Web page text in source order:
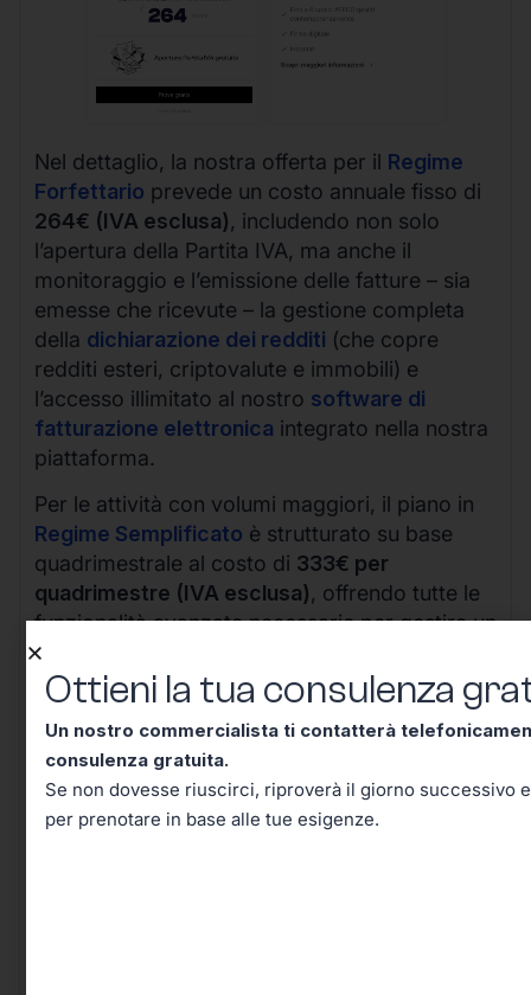
Nel dettaglio, la nostra offerta per il Regime
Forfettario prevede un costo annuale fisso di
264€ (IVA esclusa), includendo non solo
l’apertura della Partita IVA, ma anche il
monitoraggio e l’emissione delle fatture – sia
emesse che ricevute – la gestione completa
della dichiarazione dei redditi (che copre
redditi esteri, criptovalute e immobili) e
l’accesso illimitato al nostro software di
fatturazione elettronica integrato nella nostra
piattaforma.
Per le attività con volumi maggiori, il piano in
Regime Semplificato è strutturato su base
quadrimestrale al costo di 333€ per
quadrimestre (IVA esclusa), offrendo tutte le
funzionalità avanzate necessarie per gestire un
business in crescita.
Ottieni la tua consulenza
Un nostro commercialista ti contatterà
consulenza gratuita.
Se non dovesse riuscirci, riproverà il giorno successivo
per prenotare in base alle tue esigenze.